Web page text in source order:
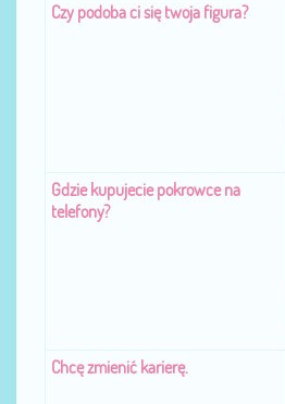
Czy podoba ci się twoja figura?
Gdzie kupujecie pokrowce na
telefony?
Chcę zmienić karierę.